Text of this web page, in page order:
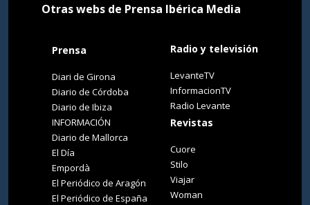
Otras webs de Prensa Ibérica Media
Prensa
Diari de Girona
Diario de Córdoba
Diario de Ibiza
INFORMACIÓN
Diario de Mallorca
El Día
Empordà
El Periódico de Aragón
El Periódico de España
Radio y televisión
LevanteTV
InformacionTV
Radio Levante
Revistas
Cuore
Stilo
Viajar
Woman